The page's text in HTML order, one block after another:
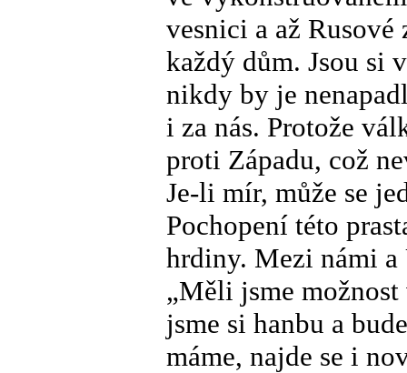
vesnici a až
každý dům. Jsou si
nikdy by je
i za nás. Protože
proti Západu, což
Je-li mír, může se
Pochopení této
hrdiny. Mezi námi
„Měli jsme
jsme si hanbu a
máme, najde se i